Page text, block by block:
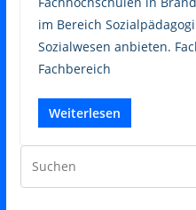
im Bereich
Sozialwesen anbieten.
Fachbereich
Weiterlesen